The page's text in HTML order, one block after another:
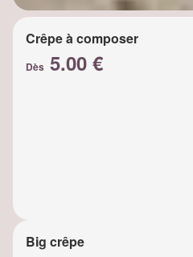
Crêpe à composer
Dès 5.00 €
Big crêpe